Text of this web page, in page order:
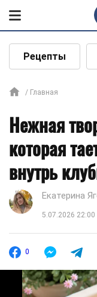
Рецепты
Главная
Нежная
которая
внутрь
Екатерина
5.07.2026 22:00
0